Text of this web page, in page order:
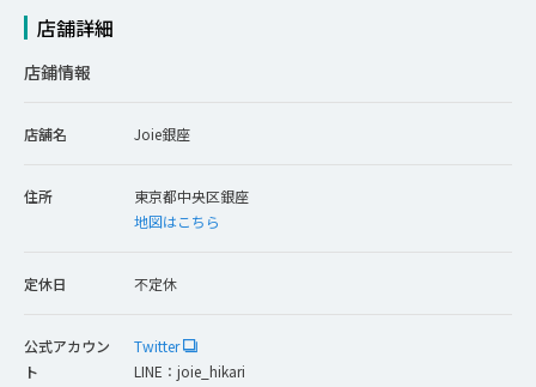
店舗詳細
店鋪情報
店舗名 Joie銀座
住所
東京都中央区銀座
地図はこちら
定休日 不定休
公式アカウン
ト
Twitter
LINE： joie_hikari